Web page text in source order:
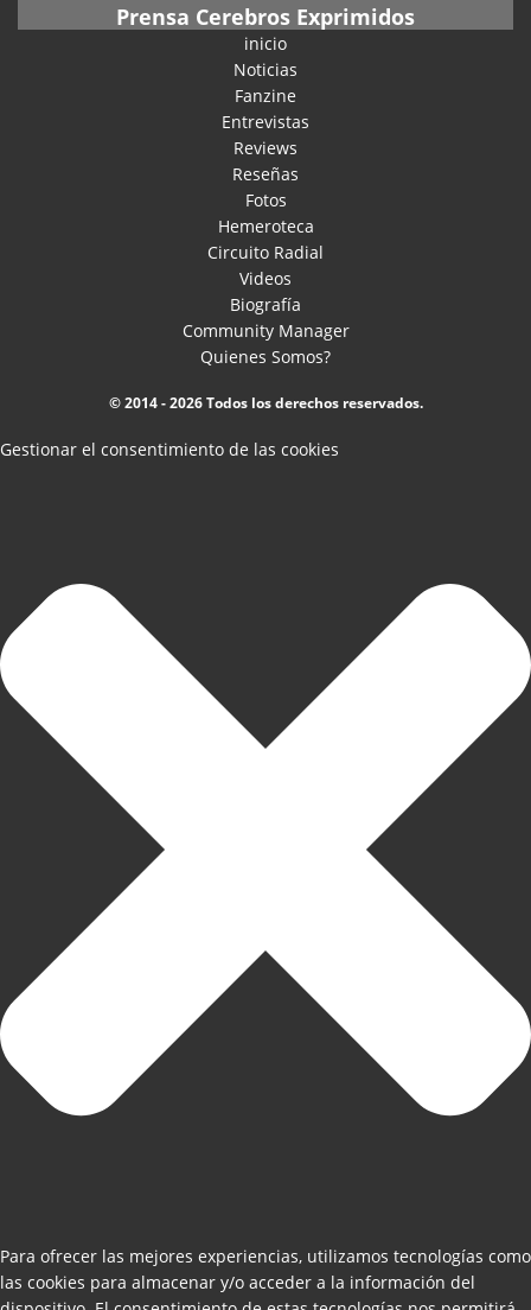
Prensa Cerebros Exprimidos
inicio
Noticias
Fanzine
Entrevistas
Reviews
Reseñas
Fotos
Hemeroteca
Circuito Radial
Videos
Biografía
Community Manager
Quienes Somos?
© 2014 - 2026 Todos los derechos reservados.
Gestionar el consentimiento de las cookies
Para ofrecer las mejores experiencias, utilizamos tecnologías como
las cookies para almacenar y/o acceder a la información del